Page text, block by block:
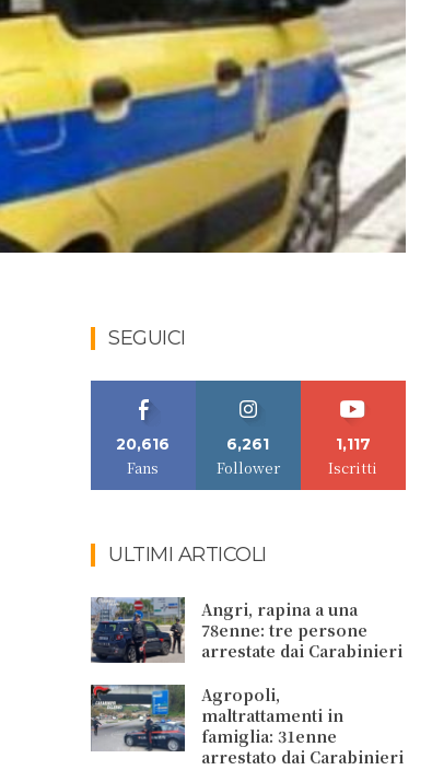
SEGUICI
20,616
Fans
6,261
Follower
1,117
Iscritti
ULTIMI ARTICOLI
Angri, rapina a una
78enne: tre persone
arrestate dai Carabinieri
Agropoli,
maltrattamenti in
famiglia: 31enne
arrestato dai Carabinieri